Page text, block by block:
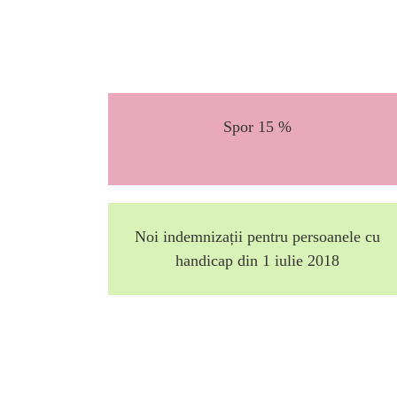
Spor 15 %
Noi indemnizații pentru persoanele cu
handicap din 1 iulie 2018